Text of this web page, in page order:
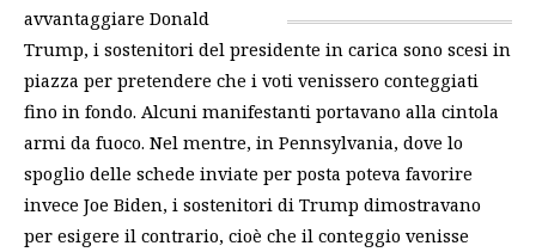
avvantaggiare Donald
Trump, i sostenitori del presidente in carica sono scesi in
piazza per pretendere che i voti venissero conteggiati
fino in fondo. Alcuni manifestanti portavano alla cintola
armi da fuoco. Nel mentre, in Pennsylvania, dove lo
spoglio delle schede inviate per posta poteva favorire
invece Joe Biden, i sostenitori di Trump dimostravano
per esigere il contrario, cioè che il conteggio venisse